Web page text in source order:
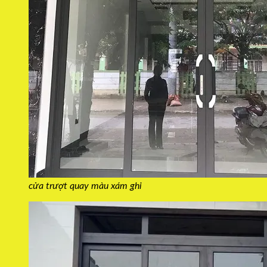
cửa trượt quay màu xám ghi